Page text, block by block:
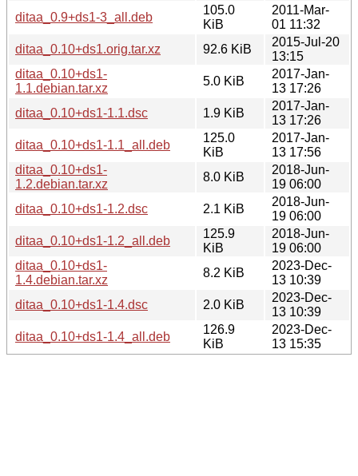
ditaa_0.9+ds1-3_all.deb
105.0
KiB
2011-Mar-
01 11:32
ditaa_0.10+ds1.orig.tar.xz
92.6 KiB
2015-Jul-20
13:15
ditaa_0.10+ds1-
1.1.debian.tar.xz
5.0 KiB
2017-Jan-
13 17:26
ditaa_0.10+ds1-1.1.dsc
1.9 KiB
2017-Jan-
13 17:26
ditaa_0.10+ds1-1.1_all.deb
125.0
KiB
2017-Jan-
13 17:56
ditaa_0.10+ds1-
1.2.debian.tar.xz
8.0 KiB
2018-Jun-
19 06:00
ditaa_0.10+ds1-1.2.dsc
2.1 KiB
2018-Jun-
19 06:00
ditaa_0.10+ds1-1.2_all.deb
125.9
KiB
2018-Jun-
19 06:00
ditaa_0.10+ds1-
1.4.debian.tar.xz
8.2 KiB
2023-Dec-
13 10:39
ditaa_0.10+ds1-1.4.dsc
2.0 KiB
2023-Dec-
13 10:39
ditaa_0.10+ds1-1.4_all.deb
126.9
KiB
2023-Dec-
13 15:35